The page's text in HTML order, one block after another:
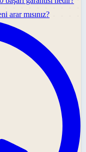
arar mısınız?